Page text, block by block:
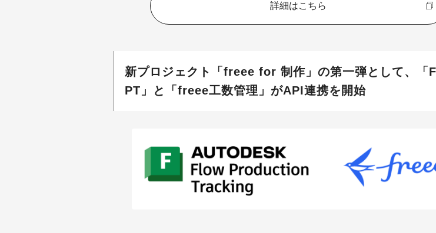
詳細はこちら
新プロジェクト「freee for 制作」の第一弾として、「
PT」と「freee工数管理」がAPI連携を開始